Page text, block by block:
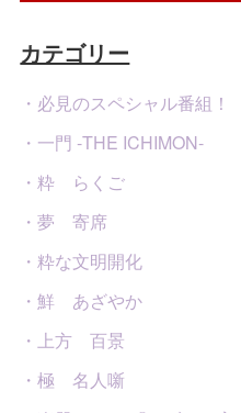
カテゴリー
・必見のスペシャル番組！
・一門 -THE ICHIMON-
・粋 らくご
・夢 寄席
・粋な文明開化
・鮮 あざやか
・上方 百景
・極 名人噺